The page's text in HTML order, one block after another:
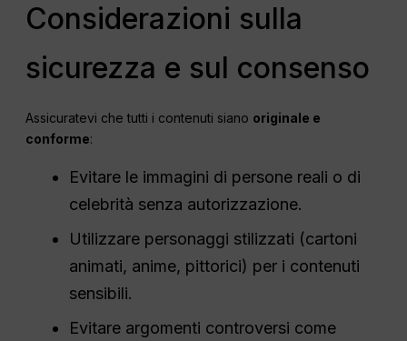
Considerazioni sulla
sicurezza e sul consenso
Assicuratevi che tutti i contenuti siano originale e
conforme:
Evitare le immagini di persone reali o di
celebrità senza autorizzazione.
Utilizzare personaggi stilizzati (cartoni
animati, anime, pittorici) per i contenuti
sensibili.
Evitare argomenti controversi come